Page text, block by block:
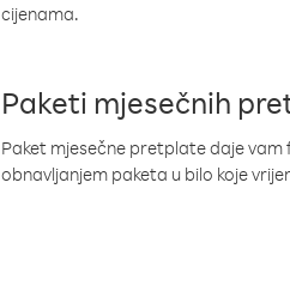
cijenama.
Paketi mjesečnih
Paket mjesečne pretplate daje vam
obnavljanjem paketa u bilo koje